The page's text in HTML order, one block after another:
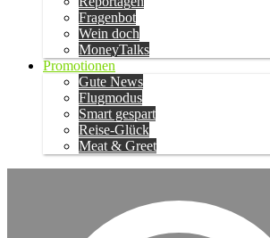
Fragenbot
Wein doch
MoneyTalks
Promotionen
Gute News
Flugmodus
Smart gespart
Reise-Glück
Meat & Greet